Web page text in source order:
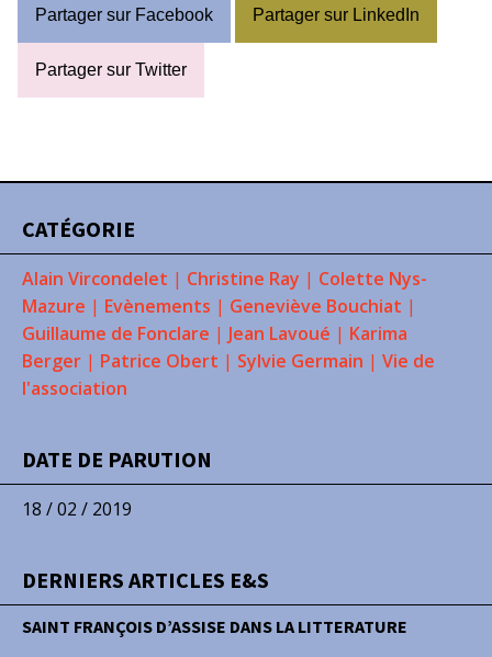
CATÉGORIE
Alain Vircondelet | Christine Ray | Colette Nys-
Mazure | Evènements | Geneviève Bouchiat |
Guillaume de Fonclare | Jean Lavoué | Karima
Berger | Patrice Obert | Sylvie Germain | Vie de
l'association
DATE DE PARUTION
18 / 02 / 2019
DERNIERS ARTICLES E&S
SAINT FRANÇOIS D’ASSISE DANS LA LITTERATURE
Partager sur Facebook Partager sur LinkedIn
Partager sur Twitter